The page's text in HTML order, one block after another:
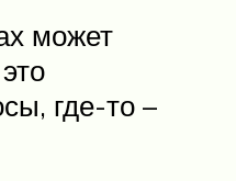
может
где-то –